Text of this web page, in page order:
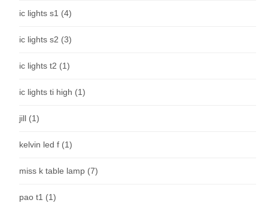
ic lights s1 (4)
ic lights s2 (3)
ic lights t2 (1)
ic lights ti high (1)
jill (1)
kelvin led f (1)
miss k table lamp (7)
pao t1 (1)